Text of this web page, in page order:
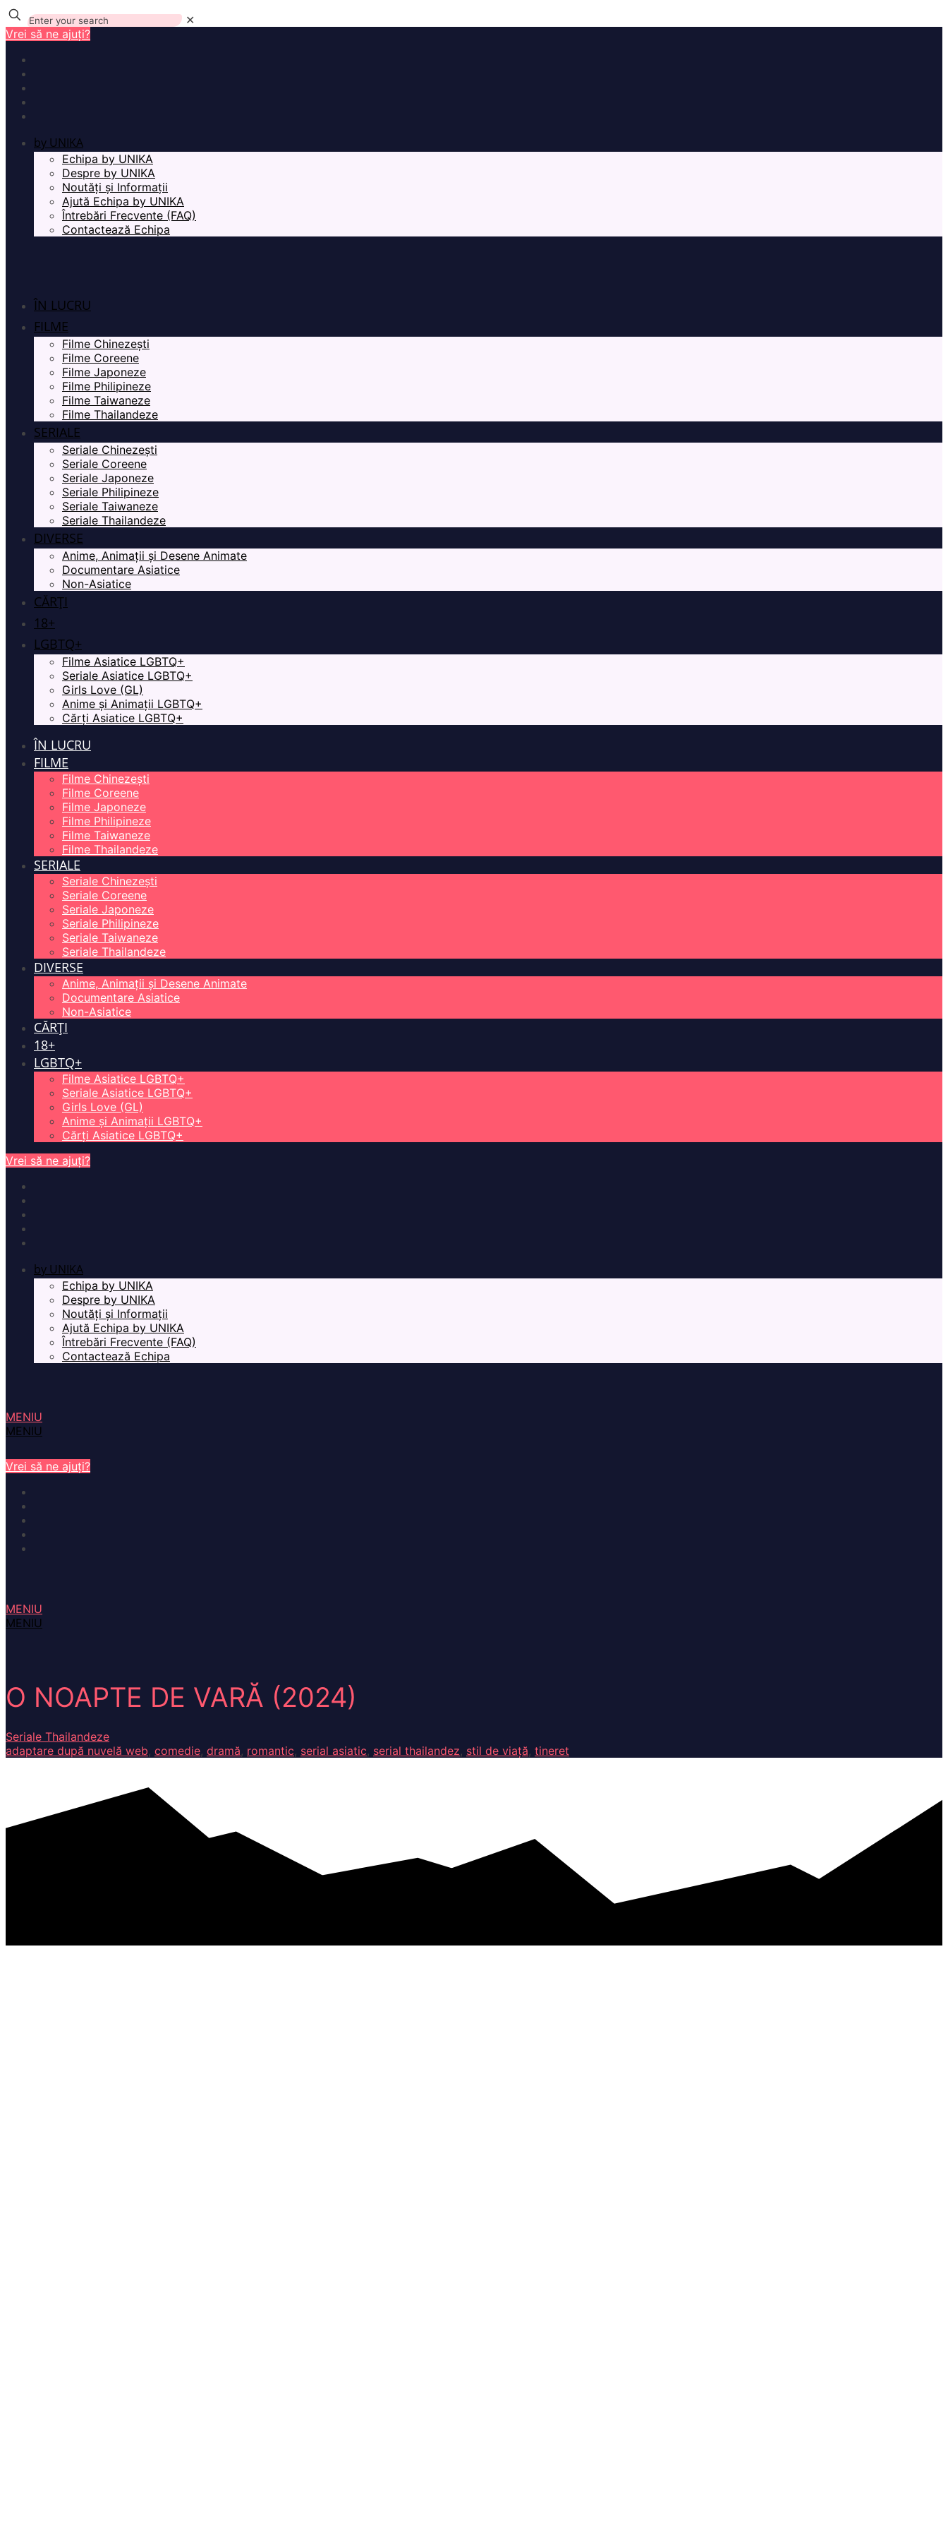
✕
Vrei să ne ajuți?
by UNIKA
Echipa by UNIKA
Despre by UNIKA
Noutăți și Informații
Ajută Echipa by UNIKA
Întrebări Frecvente (FAQ)
Contactează Echipa
ÎN LUCRU
FILME
Filme Chinezești
Filme Coreene
Filme Japoneze
Filme Philipineze
Filme Taiwaneze
Filme Thailandeze
SERIALE
Seriale Chinezești
Seriale Coreene
Seriale Japoneze
Seriale Philipineze
Seriale Taiwaneze
Seriale Thailandeze
DIVERSE
Anime, Animații și Desene Animate
Documentare Asiatice
Non-Asiatice
CĂRȚI
18+
LGBTQ+
Filme Asiatice LGBTQ+
Seriale Asiatice LGBTQ+
Girls Love (GL)
Anime și Animații LGBTQ+
Cărți Asiatice LGBTQ+
ÎN LUCRU
FILME
Filme Chinezești
Filme Coreene
Filme Japoneze
Filme Philipineze
Filme Taiwaneze
Filme Thailandeze
SERIALE
Seriale Chinezești
Seriale Coreene
Seriale Japoneze
Seriale Philipineze
Seriale Taiwaneze
Seriale Thailandeze
DIVERSE
Anime, Animații și Desene Animate
Documentare Asiatice
Non-Asiatice
CĂRȚI
18+
LGBTQ+
Filme Asiatice LGBTQ+
Seriale Asiatice LGBTQ+
Girls Love (GL)
Anime și Animații LGBTQ+
Cărți Asiatice LGBTQ+
Vrei să ne ajuți?
by UNIKA
Echipa by UNIKA
Despre by UNIKA
Noutăți și Informații
Ajută Echipa by UNIKA
Întrebări Frecvente (FAQ)
Contactează Echipa
MENIU
MENIU
Vrei să ne ajuți?
MENIU
MENIU
O NOAPTE DE VARĂ (2024)
Seriale Thailandeze
adaptare după nuvelă web, comedie, dramă, romantic, serial asiatic, serial thailandez, stil de viață, tineret